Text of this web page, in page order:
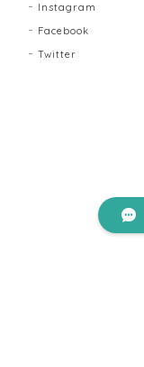
Instagram
Facebook
Twitter